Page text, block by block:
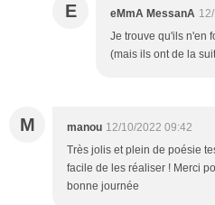
E eMmA MessanA
Je trouve qu'ils n'en
(mais ils ont de la
M manou 12/10/2022 09:42
Très jolis et plein de poésie
facile de les réaliser ! Merci
bonne journée